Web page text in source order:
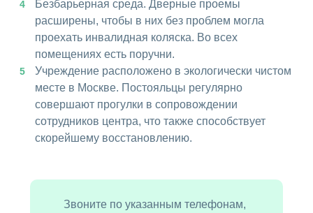
Безбарьерная среда. Дверные проемы
расширены, чтобы в них без проблем могла
проехать инвалидная коляска. Во всех
помещениях есть поручни.
Учреждение расположено в экологически чистом
месте в Москве. Постояльцы регулярно
совершают прогулки в сопровождении
сотрудников центра, что также способствует
скорейшему восстановлению.
Звоните по указанным телефонам,